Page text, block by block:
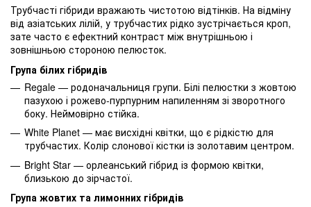
Трубчасті гібриди вражають чистотою відтінків. На відміну
від азіатських лілій, у трубчастих рідко зустрічається кроп,
зате часто є ефектний контраст між внутрішньою і
зовнішньою стороною пелюсток.
Група білих гібридів
Regale — родоначальниця групи. Білі пелюстки з жовтою
пазухою і рожево-пурпурним напиленням зі зворотного
боку. Неймовірно стійка.
White Planet — має висхідні квітки, що є рідкістю для
трубчастих. Колір слонової кістки із золотавим центром.
Bright Star — орлеанський гібрид із формою квітки,
близькою до зірчастої.
Група жовтих та лимонних гібридів